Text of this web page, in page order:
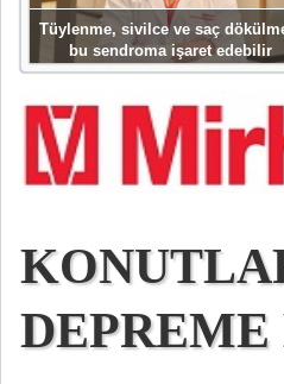
Tüylenme, sivilce ve saç
bu sendroma işaret edebilir